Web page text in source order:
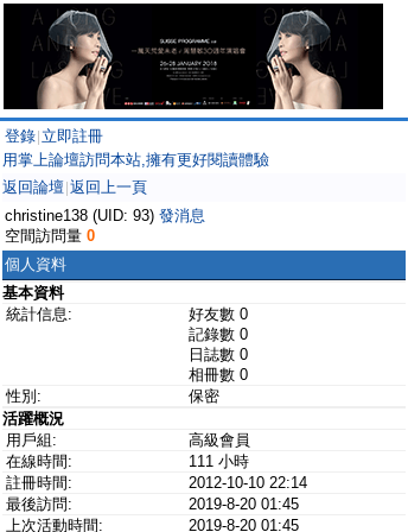
登錄 立即註冊
用掌上論壇訪問本站,擁有更好閱讀體驗
返回論壇 返回上一頁
christine138 (UID: 93) 發消息
空間訪問量 0
個人資料
基本資料
統計信息:
好友數 0
記錄數 0
日誌數 0
相冊數 0
性別:
保密
活躍概況
用戶組:
高級會員
在線時間:
111 小時
註冊時間:
2012-10-10 22:14
最後訪問:
2019-8-20 01:45
上次活動時間:
2019-8-20 01:45